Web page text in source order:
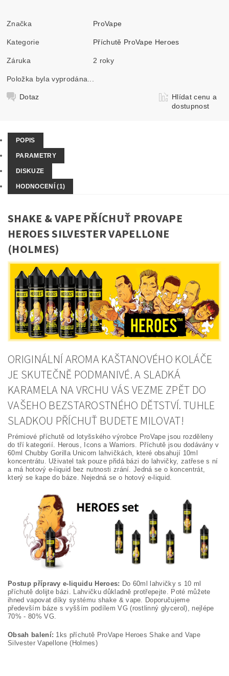
Značka ProVape
Kategorie Příchutě ProVape Heroes
Záruka 2 roky
Položka byla vyprodána...
Dotaz
Hlídat cenu a
dostupnost
POPIS
PARAMETRY
DISKUZE
HODNOCENÍ (1)
SHAKE & VAPE PŘÍCHUŤ PROVAPE
HEROES SILVESTER VAPELLONE
(HOLMES)
ORIGINÁLNÍ AROMA KAŠTANOVÉHO KOLÁČE
JE SKUTEČNĚ PODMANIVÉ. A SLADKÁ
KARAMELA NA VRCHU VÁS VEZME ZPĚT DO
VAŠEHO BEZSTAROSTNÉHO DĚTSTVÍ. TUHLE
SLADKOU PŘÍCHUŤ BUDETE MILOVAT!
Prémiové příchutě od lotyšského výrobce ProVape jsou rozděleny
do tří kategorií. Herous, Icons a Warriors. Příchutě jsou dodávány v
60ml Chubby Gorilla Unicorn lahvičkách, které obsahují 10ml
koncentrátu. Uživatel tak pouze přidá bázi do lahvičky, zatřese s ní
a má hotový e-liquid bez nutnosti zrání. Jedná se o koncentrát,
který se kape do báze. Nejedná se o hotový e-liquid.
Postup přípravy e-liquidu Heroes: Do 60ml lahvičky s 10 ml
příchutě dolijte bázi. Lahvičku důkladně protřepejte. Poté můžete
ihned vapovat díky systému shake & vape. Doporučujeme
především báze s vyšším podílem VG (rostlinný glycerol), nejlépe
70% - 80% VG.
Obsah balení: 1ks příchutě ProVape Heroes Shake and Vape
Silvester Vapellone (Holmes)